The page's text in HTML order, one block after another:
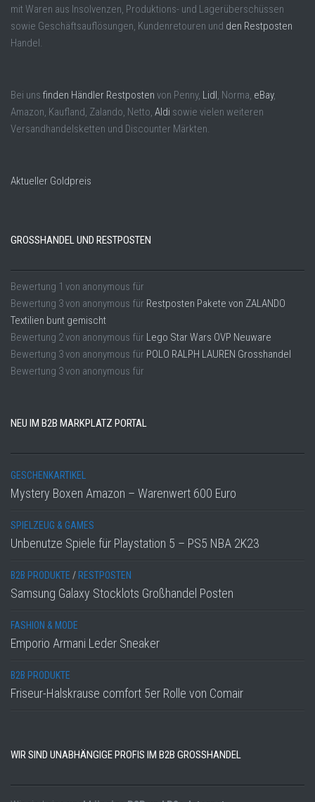
mit Waren aus Insolvenzen, Produktions- und Lagerüberschüssen
sowie Geschäftsauflösungen, Kundenretouren und den Restposten
Handel.
Bei uns finden Händler Restposten von Penny, Lidl , Norma, eBay,
Amazon, Kaufland, Zalando, Netto, Aldi sowie vielen weiteren
Versandhandelsketten und Discounter Märkten.
Aktueller Goldpreis
GROSSHANDEL UND RESTPOSTEN
Bewertung 1 von anonymous für
Bewertung 3von anonymous für Restposten Pakete von ZALANDO
Textilien bunt gemischt
Bewertung 2von anonymous für Lego Star Wars OVP Neuware
Bewertung 3von anonymous für POLO RALPH LAUREN Grosshandel
Bewertung 3von anonymous für
NEU IM B2B MARKPLATZ PORTAL
GESCHENKARTIKEL
Mystery Boxen Amazon – Warenwert 600 Euro
SPIELZEUG & GAMES
Unbenutze Spiele für Playstation 5 – PS5 NBA 2K23
B2B PRODUKTE / RESTPOSTEN
Samsung Galaxy Stocklots Großhandel Posten
FASHION & MODE
Emporio Armani Leder Sneaker
B2B PRODUKTE
Friseur-Halskrause comfort 5er Rolle von Comair
WIR SIND UNABHÄNGIGE PROFIS IM B2B GROSSHANDEL